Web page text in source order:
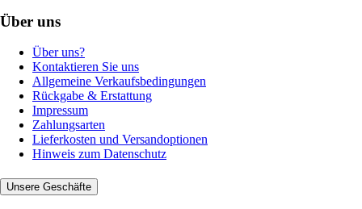
Über uns
Über uns?
Kontaktieren Sie uns
Allgemeine Verkaufsbedingungen
Rückgabe & Erstattung
Impressum
Zahlungsarten
Lieferkosten und Versandoptionen
Hinweis zum Datenschutz
Unsere Geschäfte